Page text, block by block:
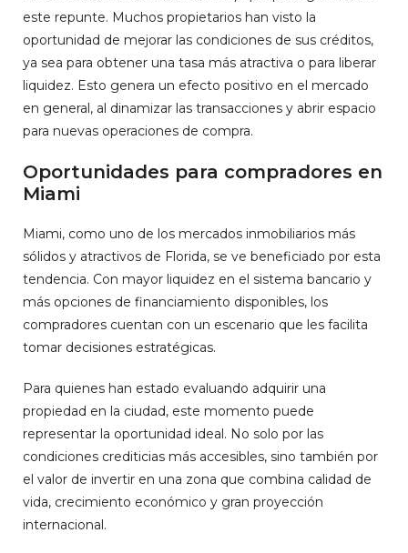
este repunte. Muchos propietarios han visto la
oportunidad de mejorar las condiciones de sus créditos,
ya sea para obtener una tasa más atractiva o para liberar
liquidez. Esto genera un efecto positivo en el mercado
en general, al dinamizar las transacciones y abrir espacio
para nuevas operaciones de compra.
Oportunidades para compradores en
Miami
Miami, como uno de los mercados inmobiliarios más
sólidos y atractivos de Florida, se ve beneficiado por esta
tendencia. Con mayor liquidez en el sistema bancario y
más opciones de financiamiento disponibles, los
compradores cuentan con un escenario que les facilita
tomar decisiones estratégicas.
Para quienes han estado evaluando adquirir una
propiedad en la ciudad, este momento puede
representar la oportunidad ideal. No solo por las
condiciones crediticias más accesibles, sino también por
el valor de invertir en una zona que combina calidad de
vida, crecimiento económico y gran proyección
internacional.